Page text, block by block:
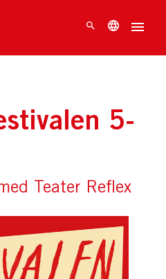
5-
Teater Reflex